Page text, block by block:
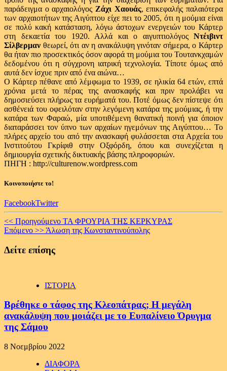
παράδειγμα ο αρχαιολόγος Ζάχι Χαουάς, επικεφαλής παλαιότερα
των αρχαιοτήτων της Αιγύπτου είχε πει το 2005, ότι η μούμια είναι
σε πολύ κακή κατάσταση, λόγω άστοχων ενεργειών του Κάρτερ
στη δεκαετία του 1920. Αλλά και ο αιγυπτιολόγος Ντέιβιντ
Σίλβερμαν θεωρεί, ότι αν η ανακάλυψη γινόταν σήμερα, ο Κάρτερ
θα ήταν πιο προσεκτικός όσον αφορά τη μούμια του Τουτανκχαμών
δεδομένου ότι η σύγχρονη ιατρική τεχνολογία. Τίποτε όμως από
αυτά δεν ίσχυε πριν από ένα αιώνα…
Ο Κάρτερ πέθανε από λέμφωμα το 1939, σε ηλικία 64 ετών, επτά
χρόνια μετά το πέρας της ανασκαφής και πριν προλάβει να
δημοσιεύσει πλήρως τα ευρήματά του. Ποτέ όμως δεν πίστεψε ότι
ασθένειά του οφειλόταν στην λεγόμενη κατάρα της μούμιας, ή την
κατάρα των Φαραώ, μία υποτιθέμενη θανατική ποινή για όποιον
διαταράσσει τον ύπνο των αρχαίων ηγεμόνων της Αιγύπτου… Το
πλήρες αρχείο του από την ανασκαφή φυλάσσεται στα Αρχεία του
Ινστιτούτου Γκρίφιθ στην Οξφόρδη, όπου και συνεχίζεται η
δημιουργία σχετικής δικτυακής βάσης πληροφοριών.
ΠΗΓΗ : http://culturenow.wordpress.com
Κοινοποιήστε το!
FacebookTwitter
Continue
Reading
<< Προηγούμενο ΤΑ ΦΡΟΥΡΙΑ ΤΗΣ ΚΕΡΚΥΡΑΣ
Επόμενο >> Άλωση της Κωνσταντινούπολης
Δείτε επίσης
ΙΣΤΟΡΙΑ
Βρέθηκε ο τάφος της Κλεοπάτρας; H μεγάλη
ανακάλυψη που μοιάζει με το Ευπαλίνειο Όρυγμα
της Σάμου
8 Νοεμβρίου 2022
ΔΙΑΦΟΡΑ